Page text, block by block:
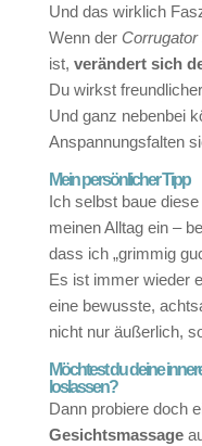
Und das wirklich
Wenn der
ist, verändert sich
Du wirkst
Und ganz nebenbei
Anspannungsfalten
Mein persönlicher Tipp
Ich selbst baue
meinen Alltag ein –
dass ich „grimmig
Es ist immer wieder
eine bewusste,
nicht nur äußerlich,
Möchtest du deine
loslassen?
Dann probiere doch
Gesichtsmassage